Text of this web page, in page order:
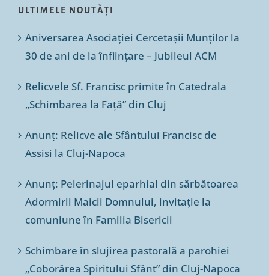
ULTIMELE NOUTĂȚI
Aniversarea Asociației Cercetașii Munților la
30 de ani de la înființare – Jubileul ACM
Relicvele Sf. Francisc primite în Catedrala
„Schimbarea la Față” din Cluj
Anunț: Relicve ale Sfântului Francisc de
Assisi la Cluj-Napoca
Anunț: Pelerinajul eparhial din sărbătoarea
Adormirii Maicii Domnului, invitație la
comuniune în Familia Bisericii
Schimbare în slujirea pastorală a parohiei
„Coborârea Spiritului Sfânt” din Cluj-Napoca